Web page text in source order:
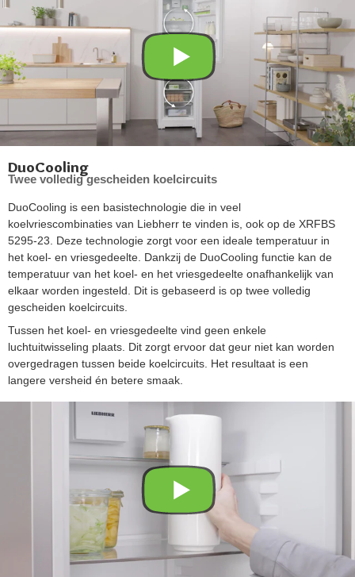
DuoCooling
Twee volledig gescheiden koelcircuits
DuoCooling is een basistechnologie die in veel
koelvriescombinaties van Liebherr te vinden is, ook op de XRFBS
5295-23. Deze technologie zorgt voor een ideale temperatuur in
het koel- en vriesgedeelte. Dankzij de DuoCooling functie kan de
temperatuur van het koel- en het vriesgedeelte onafhankelijk van
elkaar worden ingesteld. Dit is gebaseerd is op twee volledig
gescheiden koelcircuits.
Tussen het koel- en vriesgedeelte vind geen enkele
luchtuitwisseling plaats. Dit zorgt ervoor dat geur niet kan worden
overgedragen tussen beide koelcircuits. Het resultaat is een
langere versheid én betere smaak.